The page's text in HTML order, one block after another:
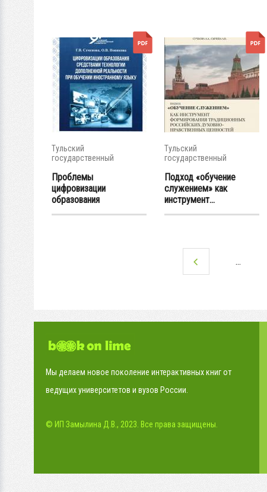
Тульский
государственный
Проблемы
цифровизации
образования
средствами...
Тульский
государственный
Подход «обучение
служением» как
инструмент...
…
Мы делаем новое поколение интерактивных книг от
ведущих университетов и вузов России.
© ИП Замылина Д.В., 2023. Все права защищены.